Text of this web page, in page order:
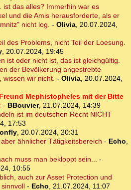
ist das alles? Immerhin war es
und die Amis herausforderte, als er
nicht log. - Olivia, 20.07.2024,
des Problems, nicht Teil der Loesung.
, 20.07.2024, 19:45
ist oder nicht ist, das ist gleichgültig.
der Bevölkerung angestrebte
wissen wir nicht. - Olivia, 20.07.2024,
Mephistopheles mit der Bitte
- BBouvier, 21.07.2024, 14:39
ist im deutschen Recht NICHT
17:53
, 20.07.2024, 20:31
ähnlicher Tätigkeitsbereich - Echo,
muss man bekloppt sein... -
10:55
auch zur Asset Protection und
- Echo, 21.07.2024, 11:07